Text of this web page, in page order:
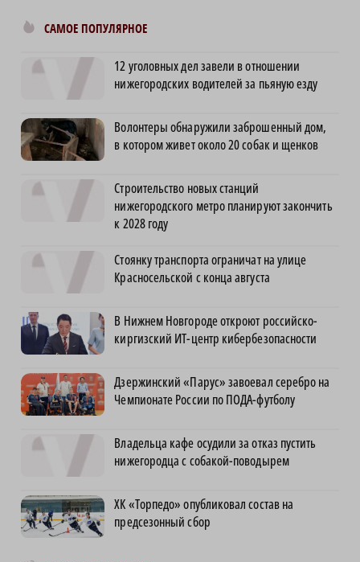
САМОЕ ПОПУЛЯРНОЕ
12 уголовных дел завели в отношении
нижегородских водителей за пьяную езду
Волонтеры обнаружили заброшенный дом,
в котором живет около 20 собак и щенков
Строительство новых станций
нижегородского метро планируют закончить
к 2028 году
Стоянку транспорта ограничат на улице
Красносельской с конца августа
В Нижнем Новгороде откроют российско-
киргизский ИТ-центр кибербезопасности
Дзержинский «Парус» завоевал серебро на
Чемпионате России по ПОДА-футболу
Владельца кафе осудили за отказ пустить
нижегородца с собакой-поводырем
ХК «Торпедо» опубликовал состав на
предсезонный сбор